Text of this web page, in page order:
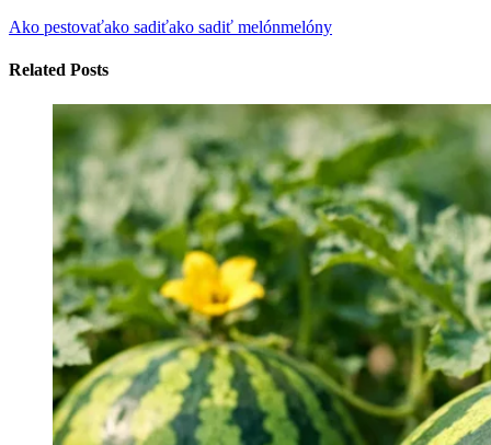
Ako pestovaťako sadiťako sadiť melónmelóny
Related Posts